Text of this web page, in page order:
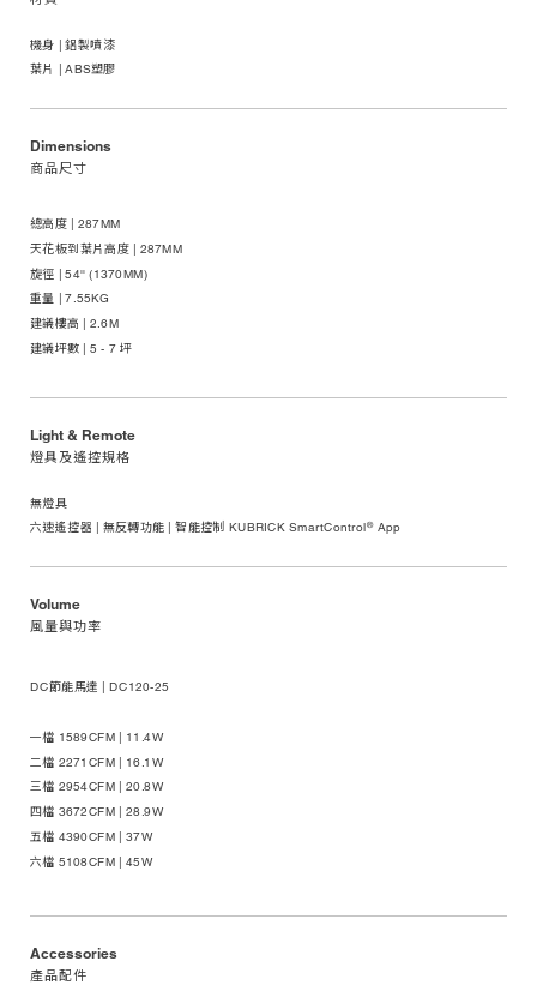
機身 | 鋁製噴漆
葉片 | ABS塑膠
Dimensions
商品尺寸
總高度 | 287MM
天花板到葉片高度 | 287MM
旋徑 | 54'' (1370MM)
重量 | 7.55KG
建議樓高 | 2.6M
建議坪數 | 5 - 7 坪
Light & Remote
燈具及遙控規格
無燈具
六速遙控器 | 無反轉功能 | 智能控制 KUBRICK SmartControl ® App
Volume
風量與功率
DC節能馬達 | DC120-25
一檔 1589CFM | 11.4W
二檔 2271CFM | 16.1W
三檔 2954CFM | 20.8W
四檔 3672CFM | 28.9W
五檔 4390CFM | 37W
六檔 5108CFM | 45W
Accessories
產品配件